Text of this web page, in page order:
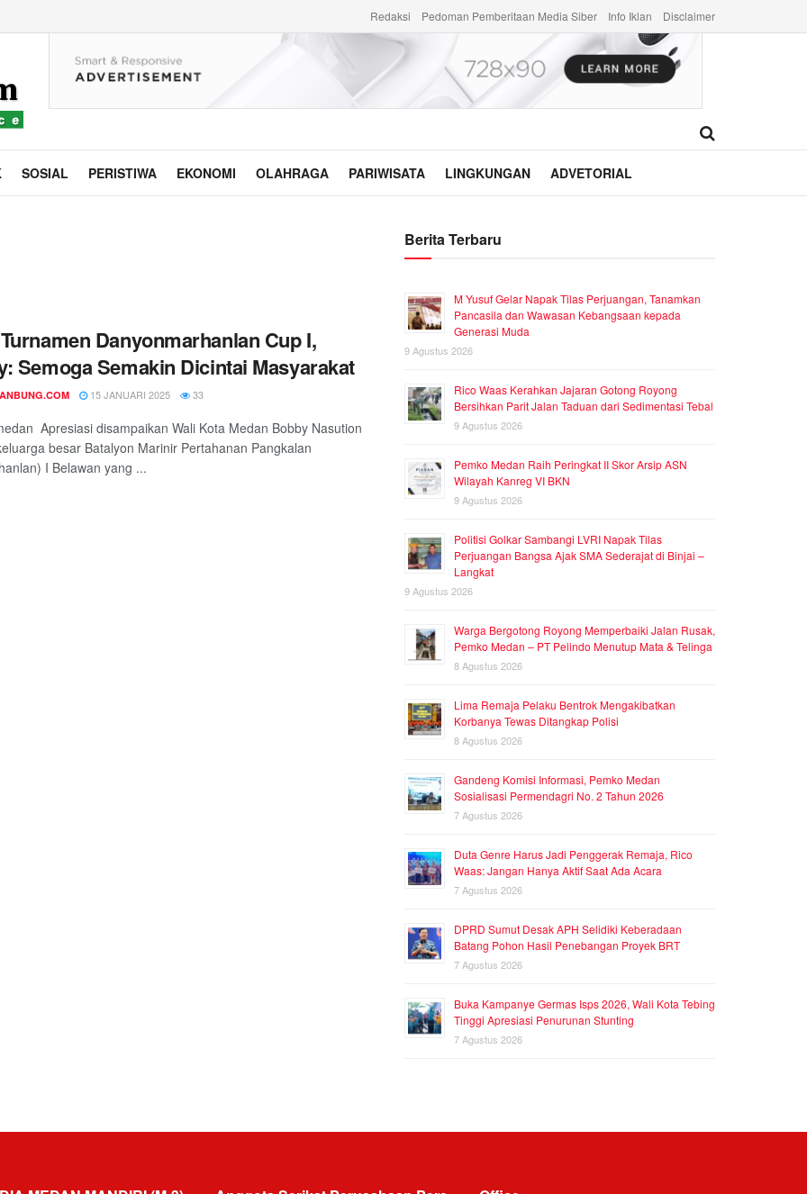
Redaksi Pedoman Pemberitaan Media Siber Info Iklan Disclaimer
SOSIAL PERISTIWA EKONOMI OLAHRAGA PARIWISATA LINGKUNGAN ADVETORIAL
Danyonmarhanlan Cup I,
Semoga Semakin Dicintai Masyarakat
15 JANUARI 2025 33
Apresiasi disampaikan Wali Kota Medan Bobby Nasution
besar Batalyon Marinir Pertahanan Pangkalan
I Belawan yang ...
Berita Terbaru
M Yusuf Gelar Napak Tilas Perjuangan, Tanamkan
Pancasila dan Wawasan Kebangsaan kepada
Generasi Muda
9 Agustus 2026
Rico Waas Kerahkan Jajaran Gotong Royong
Bersihkan Parit Jalan Taduan dari Sedimentasi Tebal
9 Agustus 2026
Pemko Medan Raih Peringkat II Skor Arsip ASN
Wilayah Kanreg VI BKN
9 Agustus 2026
Politisi Golkar Sambangi LVRI Napak Tilas
Perjuangan Bangsa Ajak SMA Sederajat di Binjai –
Langkat
9 Agustus 2026
Warga Bergotong Royong Memperbaiki Jalan Rusak,
Pemko Medan – PT Pelindo Menutup Mata & Telinga
8 Agustus 2026
Lima Remaja Pelaku Bentrok Mengakibatkan
Korbanya Tewas Ditangkap Polisi
8 Agustus 2026
Gandeng Komisi Informasi, Pemko Medan
Sosialisasi Permendagri No. 2 Tahun 2026
7 Agustus 2026
Duta Genre Harus Jadi Penggerak Remaja, Rico
Waas: Jangan Hanya Aktif Saat Ada Acara
7 Agustus 2026
DPRD Sumut Desak APH Selidiki Keberadaan
Batang Pohon Hasil Penebangan Proyek BRT
7 Agustus 2026
Buka Kampanye Germas Isps 2026, Wali Kota Tebing
Tinggi Apresiasi Penurunan Stunting
7 Agustus 2026